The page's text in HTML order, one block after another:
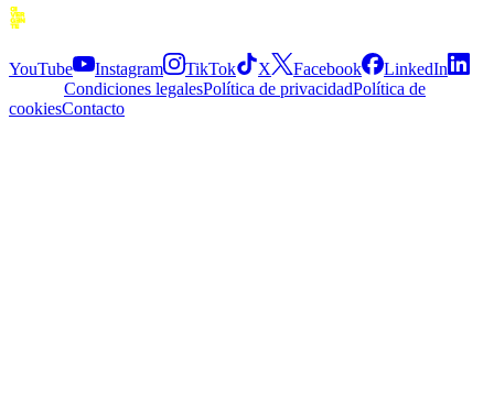
YouTube
Instagram TikTok X Facebook
LinkedIn
Condiciones legalesPolítica de privacidadPolítica de
cookiesContacto